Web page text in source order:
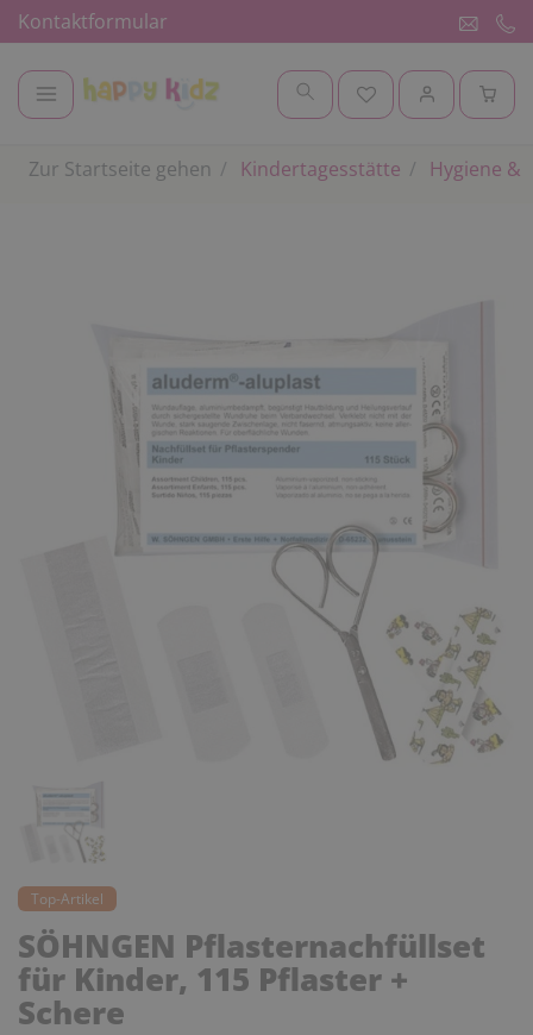
Kontaktformular
Zur Startseite gehen Kindertagesstätte Hygiene &
Top-Artikel
SÖHNGEN Pflasternachfüllset
für Kinder, 115 Pflaster +
Schere